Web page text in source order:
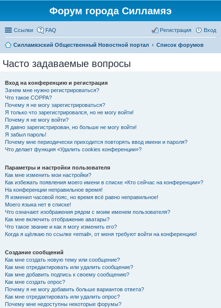
Форум города Силламяэ
Ссылки FAQ Вход
Регистрация
Силламяэский Общественный Новостной портал Список форумов
Часто задаваемые вопросы
Вход на конференцию и регистрация
Зачем мне нужно регистрироваться?
Что такое COPPA?
Почему я не могу зарегистрироваться?
Я только что зарегистрировался, но не могу войти!
Почему я не могу войти?
Я давно зарегистрирован, но больше не могу войти!
Я забыл пароль!
Почему мне периодически приходится повторять ввод имени и пароля?
Что делает функция «Удалить cookies конференции»?
Параметры и настройки пользователя
Как мне изменить мои настройки?
Как избежать появления моего имени в списке «Кто сейчас на конференции»?
На конференции неправильное время!
Я изменил часовой пояс, но время всё равно неправильное!
Моего языка нет в списке!
Что означают изображения рядом с моим именем пользователя?
Как мне включить отображение аватары?
Что такое звание и как я могу изменить его?
Когда я щёлкаю по ссылке «email», от меня требуют войти на конференцию!
Создание сообщений
Как мне создать новую тему или сообщение?
Как мне отредактировать или удалить сообщение?
Как мне добавить подпись к своему сообщению?
Как мне создать опрос?
Почему я не могу добавить больше вариантов ответа?
Как мне отредактировать или удалить опрос?
Почему мне недоступны некоторые форумы?